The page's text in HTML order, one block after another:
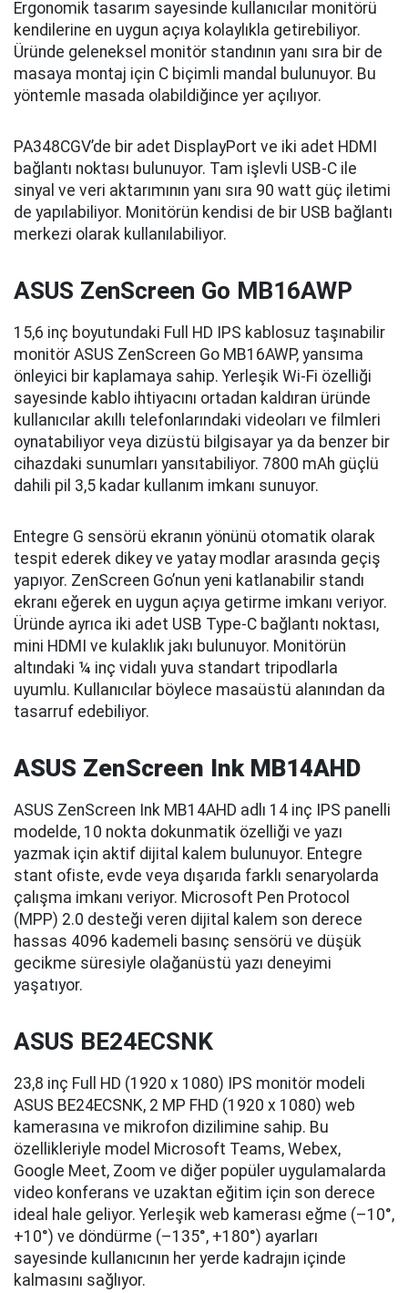
Ergonomik tasarım sayesinde kullanıcılar monitörü
kendilerine en uygun açıya kolaylıkla getirebiliyor.
Üründe geleneksel monitör standının yanı sıra bir de
masaya montaj için C biçimli mandal bulunuyor. Bu
yöntemle masada olabildiğince yer açılıyor.
PA348CGV’de bir adet DisplayPort ve iki adet HDMI
bağlantı noktası bulunuyor. Tam işlevli USB-C ile
sinyal ve veri aktarımının yanı sıra 90 watt güç iletimi
de yapılabiliyor. Monitörün kendisi de bir USB bağlantı
merkezi olarak kullanılabiliyor.
ASUS ZenScreen Go MB16AWP
15,6 inç boyutundaki Full HD IPS kablosuz taşınabilir
monitör ASUS ZenScreen Go MB16AWP, yansıma
önleyici bir kaplamaya sahip. Yerleşik Wi-Fi özelliği
sayesinde kablo ihtiyacını ortadan kaldıran üründe
kullanıcılar akıllı telefonlarındaki videoları ve filmleri
oynatabiliyor veya dizüstü bilgisayar ya da benzer bir
cihazdaki sunumları yansıtabiliyor. 7800 mAh güçlü
dahili pil 3,5 kadar kullanım imkanı sunuyor.
Entegre G sensörü ekranın yönünü otomatik olarak
tespit ederek dikey ve yatay modlar arasında geçiş
yapıyor. ZenScreen Go’nun yeni katlanabilir standı
ekranı eğerek en uygun açıya getirme imkanı veriyor.
Üründe ayrıca iki adet USB Type-C bağlantı noktası,
mini HDMI ve kulaklık jakı bulunuyor. Monitörün
altındaki ¼ inç vidalı yuva standart tripodlarla
uyumlu. Kullanıcılar böylece masaüstü alanından da
tasarruf edebiliyor.
ASUS ZenScreen Ink MB14AHD
ASUS ZenScreen Ink MB14AHD adlı 14 inç IPS panelli
modelde, 10 nokta dokunmatik özelliği ve yazı
yazmak için aktif dijital kalem bulunuyor. Entegre
stant ofiste, evde veya dışarıda farklı senaryolarda
çalışma imkanı veriyor. Microsoft Pen Protocol
(MPP) 2.0 desteği veren dijital kalem son derece
hassas 4096 kademeli basınç sensörü ve düşük
gecikme süresiyle olağanüstü yazı deneyimi
yaşatıyor.
ASUS BE24ECSNK
23,8 inç Full HD (1920 x 1080) IPS monitör modeli
ASUS BE24ECSNK, 2 MP FHD (1920 x 1080) web
kamerasına ve mikrofon dizilimine sahip. Bu
özellikleriyle model Microsoft Teams, Webex,
Google Meet, Zoom ve diğer popüler uygulamalarda
video konferans ve uzaktan eğitim için son derece
ideal hale geliyor. Yerleşik web kamerası eğme (–10°,
+10°) ve döndürme (–135°, +180°) ayarları
sayesinde kullanıcının her yerde kadrajın içinde
kalmasını sağlıyor.